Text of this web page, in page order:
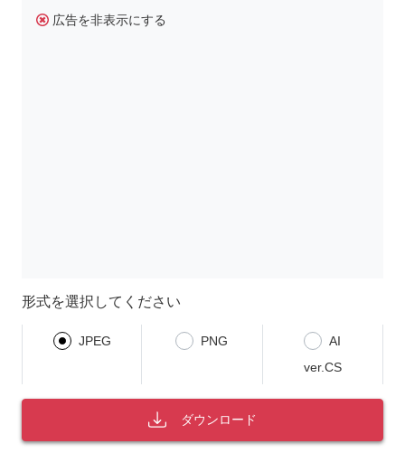
広告を非表示にする
形式を選択してください
JPEG PNG
AI
ver.CS
ダウンロード